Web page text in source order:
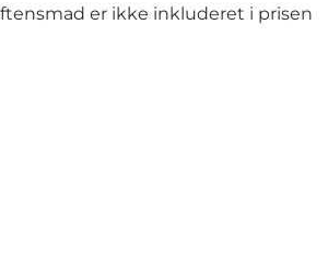
er ikke inkluderet i prisen